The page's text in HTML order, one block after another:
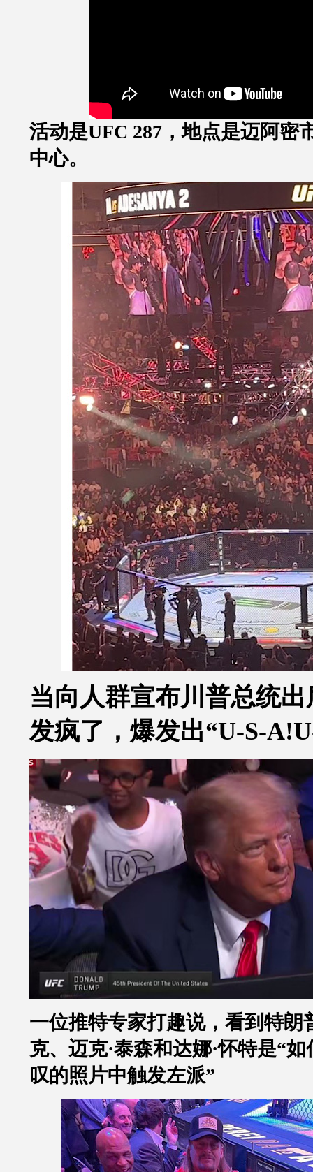
活动是UFC 287 ，地点是迈阿密
中心。
当向人群宣布川普总统
发疯了，爆发出“U-S-
一位推特专家打趣说，看到特朗
克、迈克·泰森和达娜·怀特是“如
叹的照片中触发左派”